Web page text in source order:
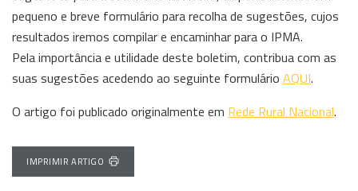
pequeno e breve formulário para recolha de sugestões, cujos
resultados iremos compilar e encaminhar para o IPMA.
Pela importância e utilidade deste boletim, contribua com as
suas sugestões acedendo ao seguinte formulário AQUI.
O artigo foi publicado originalmente em Rede Rural Nacional.
IMPRIMIR ARTIGO